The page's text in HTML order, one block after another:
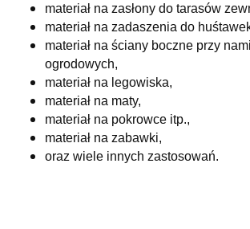
materiał na zasłony do tarasów
materiał na zadaszenia do
materiał na ściany boczne przy
ogrodowych,
materiał na legowiska,
materiał na maty,
materiał na pokrowce itp.,
materiał na zabawki,
oraz wiele innych zastosowań.